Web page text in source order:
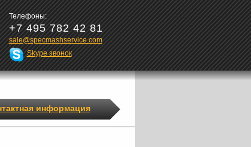
Телефоны:
+7 495 782 42 81
sale@specmashservice.com
Skype звонок
информация